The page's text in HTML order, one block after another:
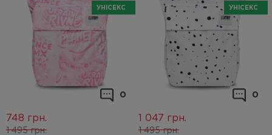
УНІСЕКС
0
1 495 грн.
748 грн.
УНІСЕКС
0
1 495 грн.
1 047 грн.